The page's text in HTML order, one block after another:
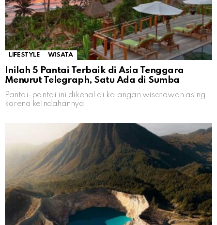
LIFESTYLE WISATA
Inilah 5 Pantai Terbaik di Asia Tenggara
Menurut Telegraph, Satu Ada di Sumba
Pantai-pantai ini dikenal di kalangan wisatawan asing
karena keindahannya